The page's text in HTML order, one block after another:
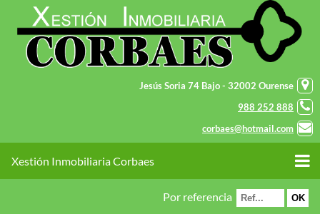
Jesús Soria 74 Bajo - 32002 Ourense
988 252 888
corbaes@hotmail.com
Xestión Inmobiliaria Corbaes
Por referencia